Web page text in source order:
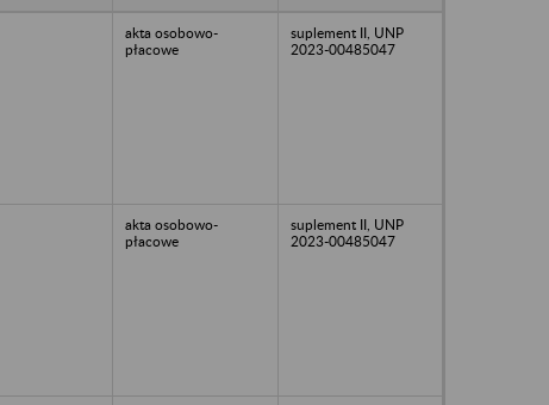
akta osobowo-
płacowe
suplement II, UNP
2023-00485047
akta osobowo-
płacowe
suplement II, UNP
2023-00485047